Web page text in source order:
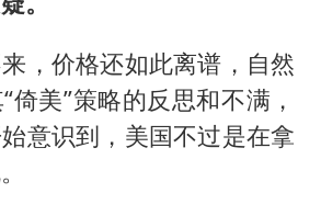
，价格还如此离谱，自然
倚美”策略的反思和不满，
意识到，美国不过是在拿